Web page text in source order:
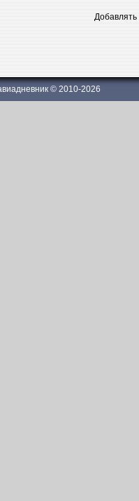
Добавлять
© 2010-2026